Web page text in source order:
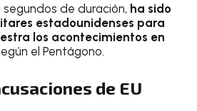
segundos de duración, ha sido
estadounidenses para
los acontecimientos en
el Pentágono.
de EU